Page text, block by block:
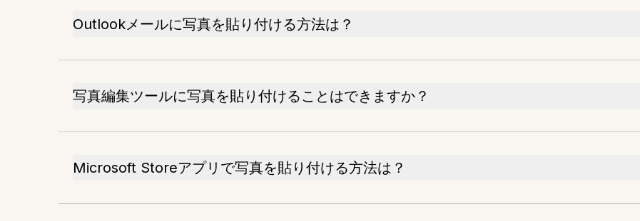
Outlookメールに写真を貼り付ける方法は？
写真編集ツールに写真を貼り付けることはできますか？
Microsoft Storeアプリで写真を貼り付ける方法は？